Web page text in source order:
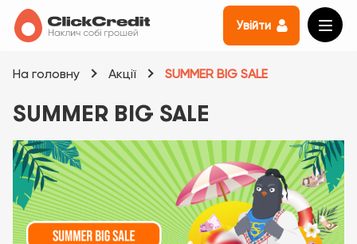
Увійти
На головну Акції SUMMER BIG SALE
SUMMER BIG SALE